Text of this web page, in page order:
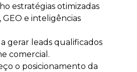
estratégias otimizadas
GEO e inteligências
gerar leads qualificados
comercial.
o posicionamento da